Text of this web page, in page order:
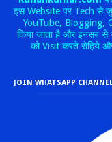
इस Website पर Tech से
YouTube, Blogging,
किया जाता है और इनसब से
को Visit करते रोहिये
JOIN WHATSAPP